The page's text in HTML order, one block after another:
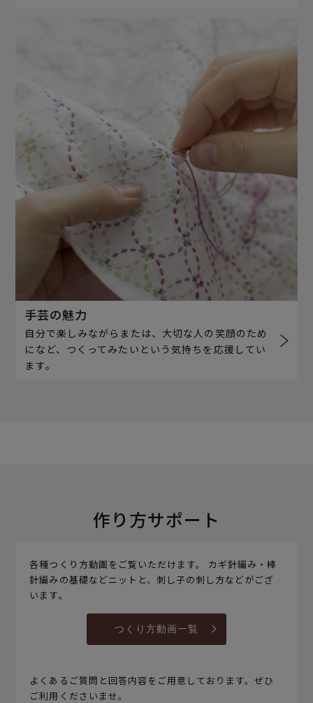
手芸の魅力
自分で楽しみながらまたは、大切な人の笑顔のため
になど、つくってみたいという気持ちを応援してい
ます。
作り方サポート
各種つくり方動画をご覧いただけます。 カギ針編み・棒
針編みの基礎などニットと、刺し子の刺し方などがござ
います。
つくり方動画一覧
よくあるご質問と回答内容をご用意しております。ぜひ
ご利用くださいませ。